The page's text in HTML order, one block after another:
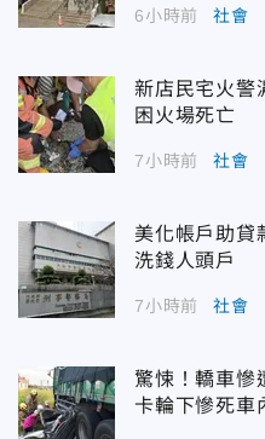
6小時前 社會
新店民宅火
困火場死亡
7小時前 社會
美化帳戶助
洗錢人頭戶
7小時前 社會
驚悚！轎車
卡輪下慘死車